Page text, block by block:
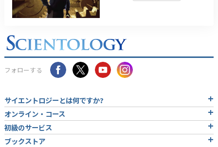
フォローする
サイエントロジーとは何ですか?
オンライン・コース
初級のサービス
ブックストア